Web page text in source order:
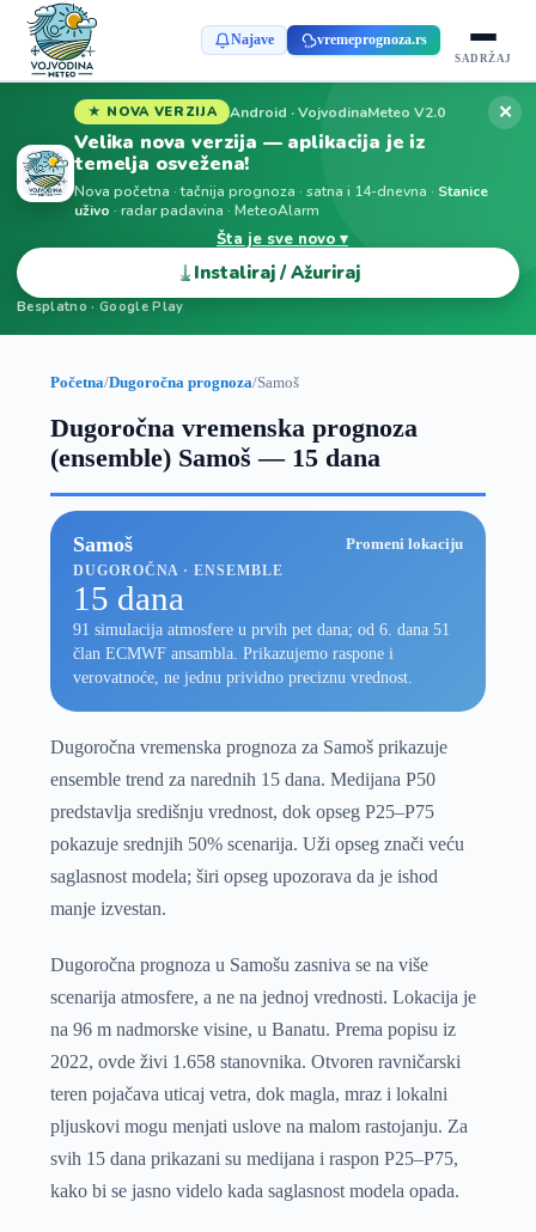
Najave vremeprognoza.rs
SADRŽAJ
★ NOVA VERZIJA Android · VojvodinaMeteo V2.0
Velika nova verzija — aplikacija je iz
temelja osvežena!
Nova početna · tačnija prognoza · satna i 14-dnevna · Stanice
uživo · radar padavina · MeteoAlarm
Šta je sve novo ▾
⤓ Instaliraj / Ažuriraj
Besplatno · Google Play
✕
Početna/Dugoročna prognoza/Samoš
Dugoročna vremenska prognoza
(ensemble) Samoš — 15 dana
Samoš Promeni lokaciju
DUGOROČNA · ENSEMBLE
15 dana
91 simulacija atmosfere u prvih pet dana; od 6. dana 51
član ECMWF ansambla. Prikazujemo raspone i
verovatnoće, ne jednu prividno preciznu vrednost.
Dugoročna vremenska prognoza za Samoš prikazuje
ensemble trend za narednih 15 dana. Medijana P50
predstavlja središnju vrednost, dok opseg P25–P75
pokazuje srednjih 50% scenarija. Uži opseg znači veću
saglasnost modela; širi opseg upozorava da je ishod
manje izvestan.
Dugoročna prognoza u Samošu zasniva se na više
scenarija atmosfere, a ne na jednoj vrednosti. Lokacija je
na 96 m nadmorske visine, u Banatu. Prema popisu iz
2022, ovde živi 1.658 stanovnika. Otvoren ravničarski
teren pojačava uticaj vetra, dok magla, mraz i lokalni
pljuskovi mogu menjati uslove na malom rastojanju. Za
svih 15 dana prikazani su medijana i raspon P25–P75,
kako bi se jasno videlo kada saglasnost modela opada.